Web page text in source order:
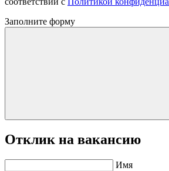
Заполните форму
Отклик на вакансию
Имя